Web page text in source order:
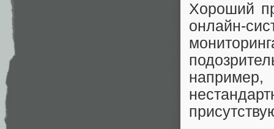
Хороший
онлайн-